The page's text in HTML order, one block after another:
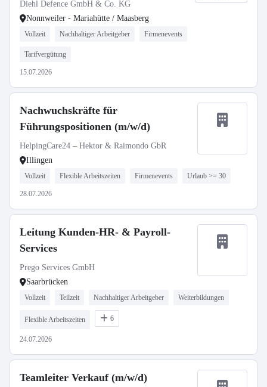
Diehl Defence GmbH & Co. KG
Nonnweiler - Mariahütte / Maasberg
Vollzeit Nachhaltiger Arbeitgeber Firmenevents
Tarifvergütung
15.07.2026
Nachwuchskräfte für
Führungspositionen (m/w/d)
HelpingCare24 – Hektor & Raimondo GbR
Illingen
Vollzeit Flexible Arbeitszeiten Firmenevents Urlaub >= 30
28.07.2026
Leitung Kunden-HR- & Payroll-
Services
Prego Services GmbH
Saarbrücken
Vollzeit Teilzeit Nachhaltiger Arbeitgeber Weiterbildungen
Flexible Arbeitszeiten 6
24.07.2026
Teamleiter Verkauf (m/w/d)